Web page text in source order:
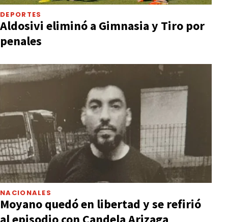
DEPORTES
Aldosivi eliminó a Gimnasia y Tiro por
penales
NACIONALES
Moyano quedó en libertad y se refirió